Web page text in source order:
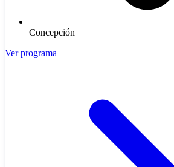
Concepción
Ver programa